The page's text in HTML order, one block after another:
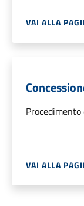
VAI ALLA
VAI ALLA